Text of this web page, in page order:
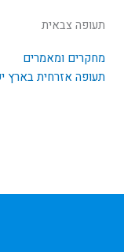
תעופה צבאית
מחקרים ומאמרים
תעופה אזרחית בארץ